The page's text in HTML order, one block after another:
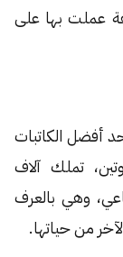
عملت بها على
أفضل الكاتبات
تملك آلاف
وهي بالعرف
من حياتها.